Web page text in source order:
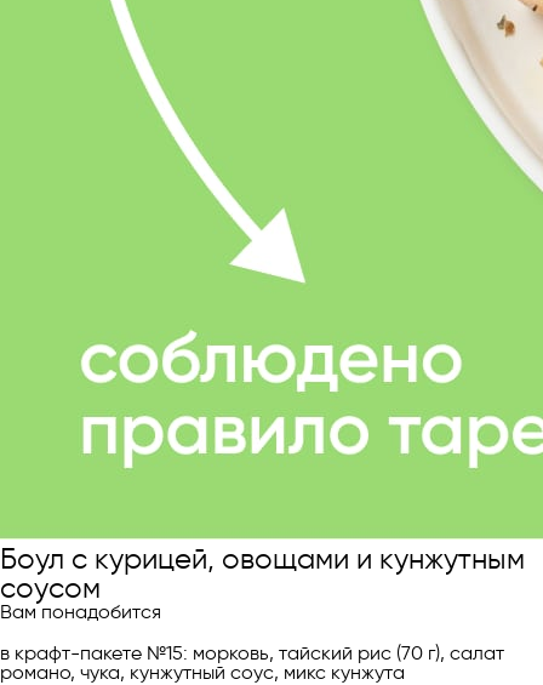
Боул с курицей, овощами и кунжутным
соусом
Вам понадобится
в крафт-пакете №15: морковь, тайский рис (70 г), салат
романо, чука, кунжутный соус, микс кунжута